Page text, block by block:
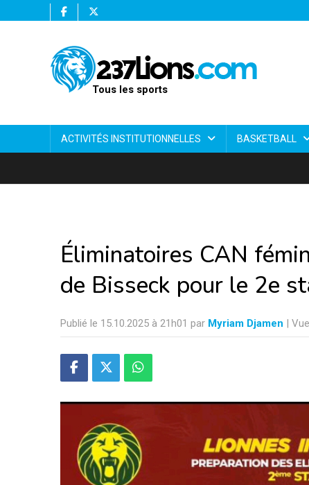
Tous les sports
ACTIVITÉS INSTITUTIONNELLES BASKETBALL
Éliminatoires CAN
de Bisseck pour le 2e
Publié le 15.10.2025 à 21h01 par Myriam Djamen |